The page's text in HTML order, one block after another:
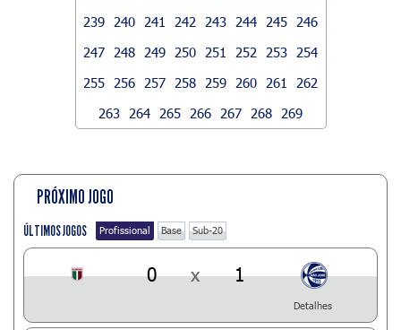
239
240 241 242 243 244 245
246
247
248 249 250 251 252 253
254
255
256 257 258 259 260 261
262
263
264 265 266 267 268 269
PRÓXIMO JOGO
ÚLTIMOS JOGOS Profissional Base Sub-20
0 x 1
Detalhes